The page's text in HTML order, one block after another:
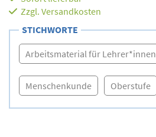
Zzgl. Versandkosten
STICHWORTE
Arbeitsmaterial für Lehrer*innen
Menschenkunde Oberstufe